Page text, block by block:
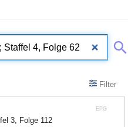
Filter
EPG
3, Folge 112